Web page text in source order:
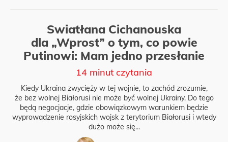
Swiatłana Cichanouska
dla „Wprost” o tym, co powie
Putinowi: Mam jedno przesłanie
14 minut czytania
Kiedy Ukraina zwycięży w tej wojnie, to zachód zrozumie,
że bez wolnej Białorusi nie może być wolnej Ukrainy. Do tego
będą negocjacje, gdzie obowiązkowym warunkiem będzie
wyprowadzenie rosyjskich wojsk z terytorium Białorusi i wtedy
dużo może się...